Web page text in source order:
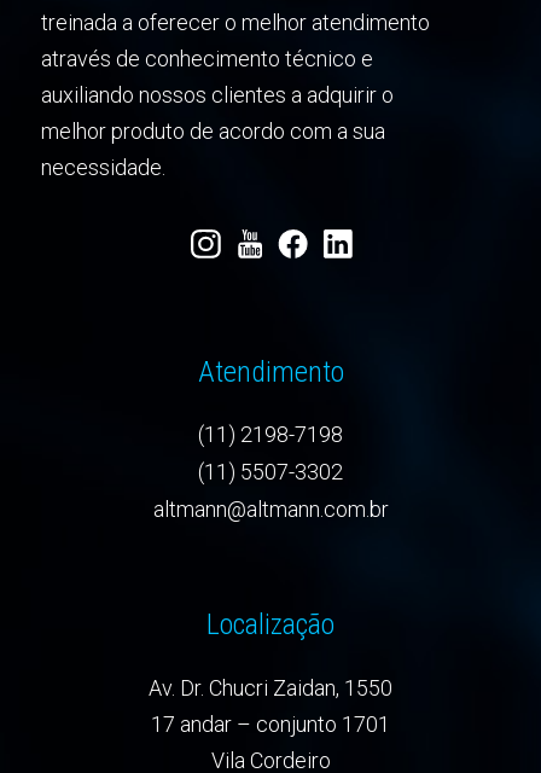
treinada a oferecer o melhor atendimento
através de conhecimento técnico e
auxiliando nossos clientes a adquirir o
melhor produto de acordo com a sua
necessidade.
Atendimento
(11) 2198-7198
(11) 5507-3302
altmann@altmann.com.br
Localização
Av. Dr. Chucri Zaidan, 1550
17 andar – conjunto 1701
Vila Cordeiro